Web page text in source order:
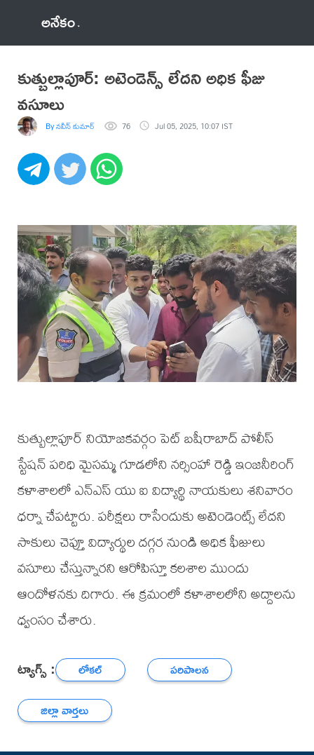
అనేకం
కుత్బుల్లాపూర్: అటెండెన్స్ లేదని అధిక ఫీజు
వసూలు
By నవీన్ కుమార్ 76 Jul 05, 2025, 10:07 IST
కుత్బుల్లాపూర్ నియోజకవర్గం పెట్ బషీరాబాద్ పోలీస్
స్టేషన్ పరిధి మైసమ్మ గూడలోని నర్సింహా రెడ్డి ఇంజనీరింగ్
కళాశాలలో ఎన్ఎస్ యు ఐ విద్యార్థి నాయకులు శనివారం
ధర్నా చేపట్టారు. పరీక్షలు రాసేందుకు అటెండెంట్స్ లేదని
సాకులు చెప్తూ విద్యార్థుల దగ్గర నుండి అధిక ఫీజులు
వసూలు చేస్తున్నారని ఆరోపిస్తూ కలశాల ముందు
ఆందోళనకు దిగారు. ఈ క్రమంలో కళాశాలలోని అద్దాలను
ధ్వంసం చేశారు.
ట్యాగ్స్ : లోకల్
పరిపాలన
జిల్లా వార్తలు